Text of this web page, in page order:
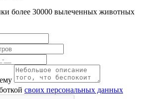
более 30000 вылеченных животных
своих персональных данных